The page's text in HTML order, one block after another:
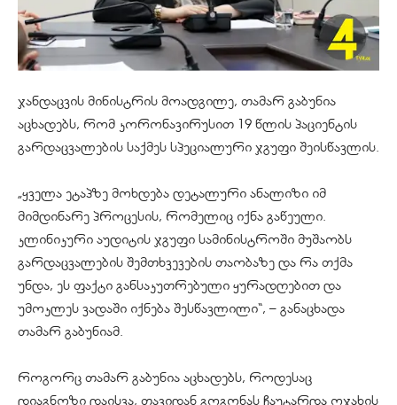
ჯანდაცვის მინისტრის მოადგილე, თამარ გაბუნია
აცხადებს, რომ კორონავირუსით 19 წლის პაციენტის
გარდაცვალების საქმეს სპეციალური ჯგუფი შეისწავლის.
„ყველა ეტაპზე მოხდება დეტალური ანალიზი იმ
მიმდინარე პროცესის, რომელიც იქნა გაწეული.
კლინიკური აუდიტის ჯგუფი სამინისტროში მუშაობს
გარდაცვალების შემთხვევების თაობაზე და რა თქმა
უნდა, ეს ფაქტი განსაკუთრებული ყურადღებით და
უმოკლეს ვადაში იქნება შესწავლილი“, – განაცხადა
თამარ გაბუნიამ.
როგორც თამარ გაბუნია აცხადებს, როდესაც
დიაგნოზი დაისვა, თავიდან გოგონას ჩაუტარდა ოჯახის